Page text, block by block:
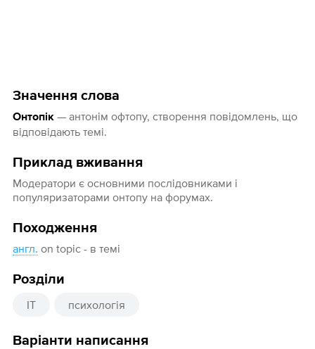
Значення слова
Онтопік— антонім офтопу, створення повідомлень, що
відповідають темі.
Приклад вживання
Модератори є основними послідовниками і
популяризаторами онтопу на форумах.
Походження
англ. on topic - в темі
Розділи
IT психологія
Варіанти написання